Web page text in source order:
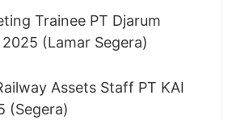
Trainee PT Djarum
(Lamar Segera)
Assets Staff PT KAI
(Segera)